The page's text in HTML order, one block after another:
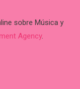
sobre Música y
Agency.